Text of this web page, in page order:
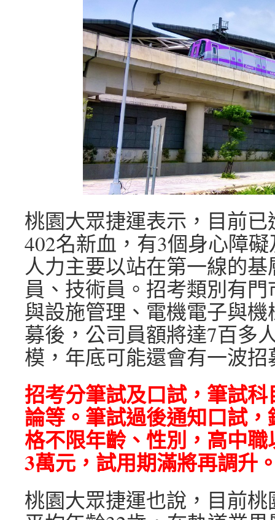
桃園大眾捷運表示，目前
402名新血，有3個身心障
人力主要以站在第一線的
員、技術員。招考類別有
與設施管理、電機電子與
募後，公司員額將達7百多
模，年底可能還會有一波招
招考分筆試及口試，筆試
論等。筆試過後通知口試
格不限年齡、性別，高中
3萬元，試用期滿將再調升
桃園大眾捷運也說，目前